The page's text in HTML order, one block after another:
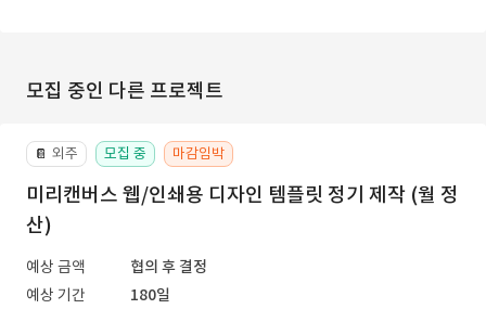
모집 중인 다른 프로젝트
📔 외주 모집 중 마감임박
미리캔버스 웹/인쇄용 디자인 템플릿 정기 제작 (월 정
산)
예상 금액
협의 후 결정
예상 기간
180일